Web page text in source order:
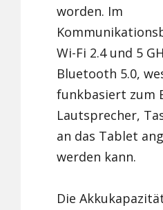
worden. Im
Wi-Fi 2.4 und 5
Bluetooth 5.0,
funkbasiert zum
Lautsprecher,
an das Tablet
werden kann.
Die